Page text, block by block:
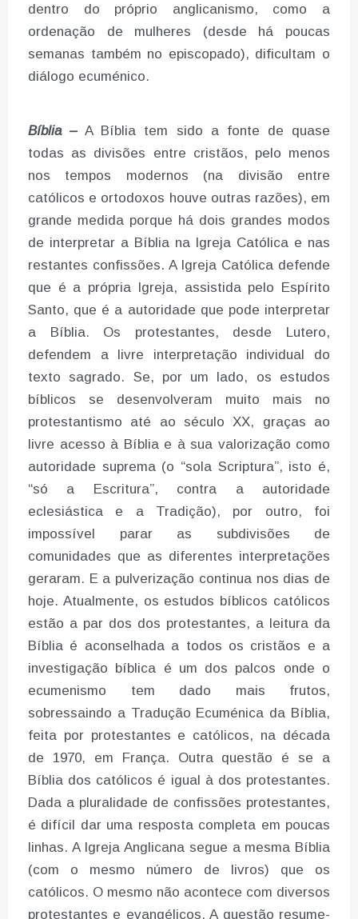
dentro do próprio anglicanismo, como a
ordenação de mulheres (desde há poucas
semanas também no episcopado), dificultam o
diálogo ecuménico.
Bíblia – A Bíblia tem sido a fonte de quase
todas as divisões entre cristãos, pelo menos
nos tempos modernos (na divisão entre
católicos e ortodoxos houve outras razões), em
grande medida porque há dois grandes modos
de interpretar a Bíblia na Igreja Católica e nas
restantes confissões. A Igreja Católica defende
que é a própria Igreja, assistida pelo Espírito
Santo, que é a autoridade que pode interpretar
a Bíblia. Os protestantes, desde Lutero,
defendem a livre interpretação individual do
texto sagrado. Se, por um lado, os estudos
bíblicos se desenvolveram muito mais no
protestantismo até ao século XX, graças ao
livre acesso à Bíblia e à sua valorização como
autoridade suprema (o “sola Scriptura”, isto é,
“só a Escritura”, contra a autoridade
eclesiástica e a Tradição), por outro, foi
impossível parar as subdivisões de
comunidades que as diferentes interpretações
geraram. E a pulverização continua nos dias de
hoje. Atualmente, os estudos bíblicos católicos
estão a par dos dos protestantes, a leitura da
Bíblia é aconselhada a todos os cristãos e a
investigação bíblica é um dos palcos onde o
ecumenismo tem dado mais frutos,
sobressaindo a Tradução Ecuménica da Bíblia,
feita por protestantes e católicos, na década
de 1970, em França. Outra questão é se a
Bíblia dos católicos é igual à dos protestantes.
Dada a pluralidade de confissões protestantes,
é difícil dar uma resposta completa em poucas
linhas. A Igreja Anglicana segue a mesma Bíblia
(com o mesmo número de livros) que os
católicos. O mesmo não acontece com diversos
protestantes e evangélicos. A questão resume-